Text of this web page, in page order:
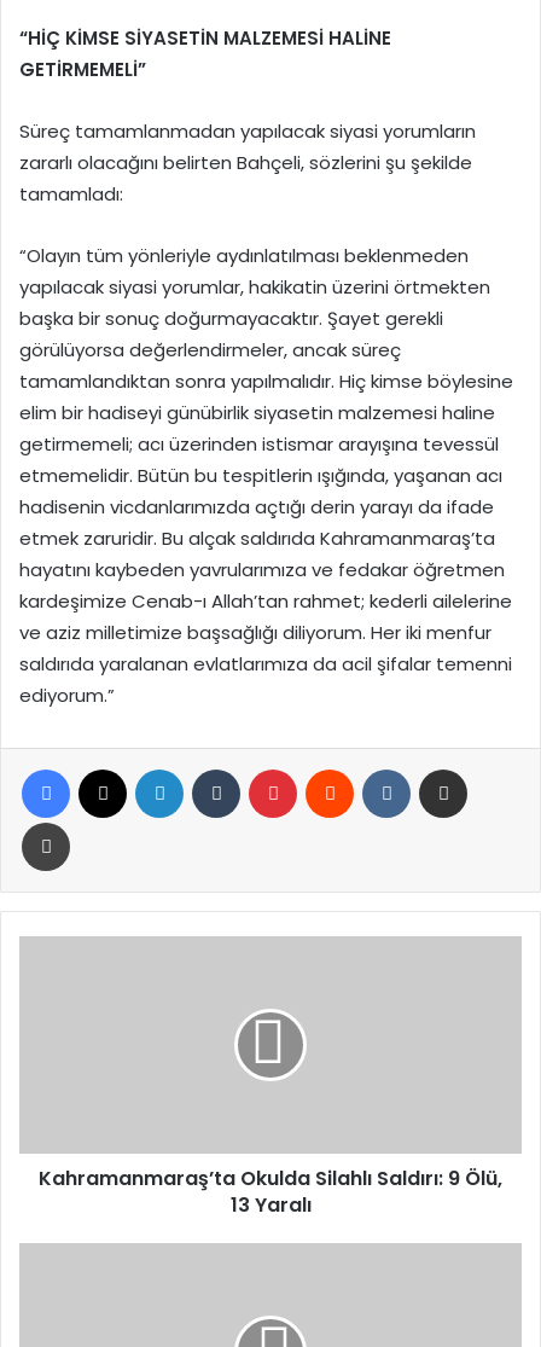
“HİÇ KİMSE SİYASETİN MALZEMESİ HALİNE
GETİRMEMELİ”
Süreç tamamlanmadan yapılacak siyasi yorumların
zararlı olacağını belirten Bahçeli, sözlerini şu şekilde
tamamladı:
“Olayın tüm yönleriyle aydınlatılması beklenmeden
yapılacak siyasi yorumlar, hakikatin üzerini örtmekten
başka bir sonuç doğurmayacaktır. Şayet gerekli
görülüyorsa değerlendirmeler, ancak süreç
tamamlandıktan sonra yapılmalıdır. Hiç kimse böylesine
elim bir hadiseyi günübirlik siyasetin malzemesi haline
getirmemeli; acı üzerinden istismar arayışına tevessül
etmemelidir. Bütün bu tespitlerin ışığında, yaşanan acı
hadisenin vicdanlarımızda açtığı derin yarayı da ifade
etmek zaruridir. Bu alçak saldırıda Kahramanmaraş’ta
hayatını kaybeden yavrularımıza ve fedakar öğretmen
kardeşimize Cenab-ı Allah’tan rahmet; kederli ailelerine
ve aziz milletimize başsağlığı diliyorum. Her iki menfur
saldırıda yaralanan evlatlarımıza da acil şifalar temenni
ediyorum.”
Facebook LinkedIn Tumblr Pinterest Reddit VKontakte
Yazdır
Kahramanmaraş’ta Okulda Silahlı Saldırı: 9 Ölü,
13 Yaralı